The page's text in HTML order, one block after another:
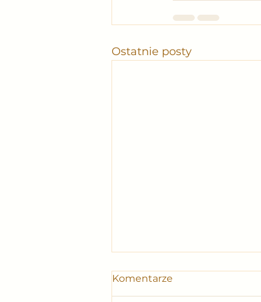
Ostatnie posty
Komentarze